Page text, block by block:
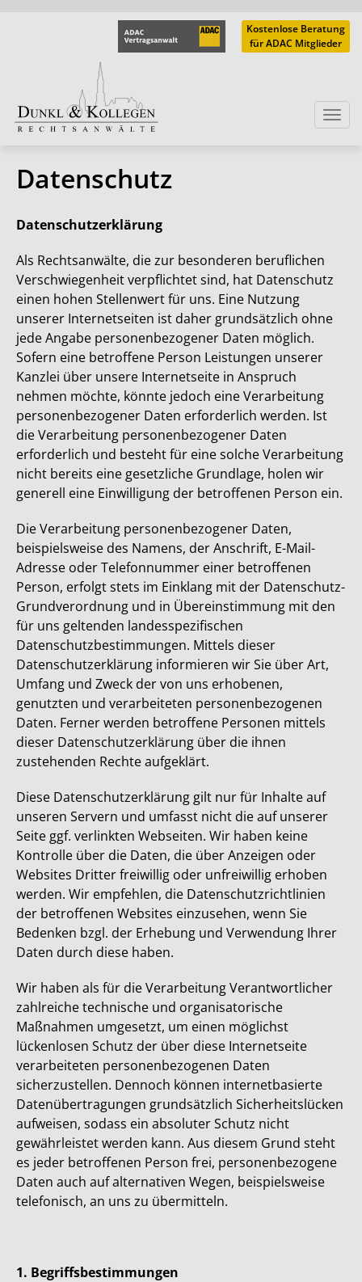
Kostenlose Beratung
für ADAC Mitglieder
Da­ten­schutz
Datenschutzerklärung
Als Rechtsanwälte, die zur besonderen beruflichen
Verschwiegenheit verpflichtet sind, hat Datenschutz
einen hohen Stellenwert für uns. Eine Nutzung
unserer Internetseiten ist daher grundsätzlich ohne
jede Angabe personenbezogener Daten möglich.
Sofern eine betroffene Person Leistungen unserer
Kanzlei über unsere Internetseite in Anspruch
nehmen möchte, könnte jedoch eine Verarbeitung
personenbezogener Daten erforderlich werden. Ist
die Verarbeitung personenbezogener Daten
erforderlich und besteht für eine solche Verarbeitung
nicht bereits eine gesetzliche Grundlage, holen wir
generell eine Einwilligung der betroffenen Person ein.
Die Verarbeitung personenbezogener Daten,
beispielsweise des Namens, der Anschrift, E-Mail-
Adresse oder Telefonnummer einer betroffenen
Person, erfolgt stets im Einklang mit der Datenschutz-
Grundverordnung und in Übereinstimmung mit den
für uns geltenden landesspezifischen
Datenschutzbestimmungen. Mittels dieser
Datenschutzerklärung informieren wir Sie über Art,
Umfang und Zweck der von uns erhobenen,
genutzten und verarbeiteten personenbezogenen
Daten. Ferner werden betroffene Personen mittels
dieser Datenschutzerklärung über die ihnen
zustehenden Rechte aufgeklärt.
Diese Datenschutzerklärung gilt nur für Inhalte auf
unseren Servern und umfasst nicht die auf unserer
Seite ggf. verlinkten Webseiten. Wir haben keine
Kontrolle über die Daten, die über Anzeigen oder
Websites Dritter freiwillig oder unfreiwillig erhoben
werden. Wir empfehlen, die Datenschutzrichtlinien
der betroffenen Websites einzusehen, wenn Sie
Bedenken bzgl. der Erhebung und Verwendung Ihrer
Daten durch diese haben.
Wir haben als für die Verarbeitung Verantwortlicher
zahlreiche technische und organisatorische
Maßnahmen umgesetzt, um einen möglichst
lückenlosen Schutz der über diese Internetseite
verarbeiteten personenbezogenen Daten
sicherzustellen. Dennoch können internetbasierte
Datenübertragungen grundsätzlich Sicherheitslücken
aufweisen, sodass ein absoluter Schutz nicht
gewährleistet werden kann. Aus diesem Grund steht
es jeder betroffenen Person frei, personenbezogene
Daten auch auf alternativen Wegen, beispielsweise
telefonisch, an uns zu übermitteln.
1. Begriffsbestimmungen